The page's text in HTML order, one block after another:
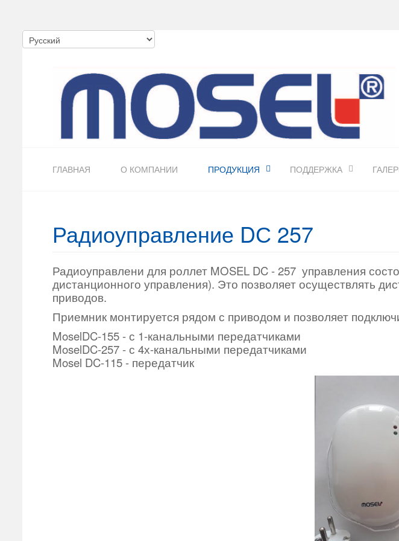
ГЛАВНАЯ О КОМПАНИИ ПРОДУКЦИЯ ПОДДЕРЖКА
Радиоуправление DС 257
Радиоуправлени для роллет MOSEL DC - 257 управления
дистанционного управления). Это позволяет осуществлять
приводов.
Приемник монтируется рядом с приводом и позволяет
MoselDC-155 - с 1-канальными передатчиками
MoselDC-257 - с 4х-канальными передатчиками
Mosel DC-115 - передатчик